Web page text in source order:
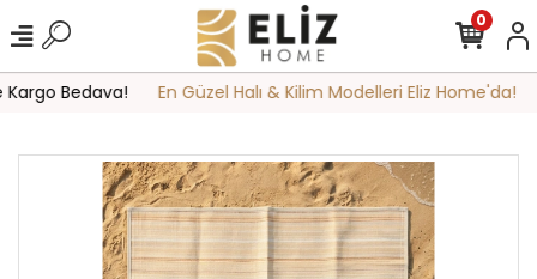
Bedava! En Güzel Halı & Kilim Modelleri Eliz Home'da!
0